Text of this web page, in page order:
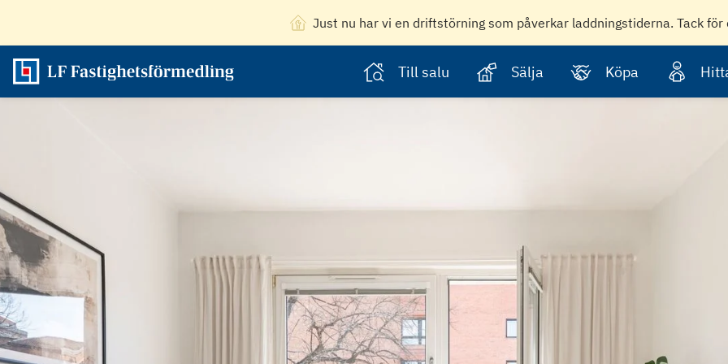
Just nu har vi en driftstörning som påverkar laddningstiderna. Tack
Till salu Sälja Köpa